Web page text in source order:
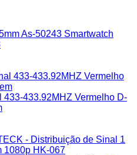
Smartwatch
433.92MHZ Vermelho D-